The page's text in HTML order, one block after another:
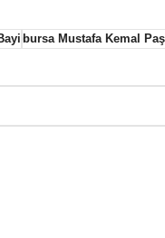
bursa Mustafa Kemal